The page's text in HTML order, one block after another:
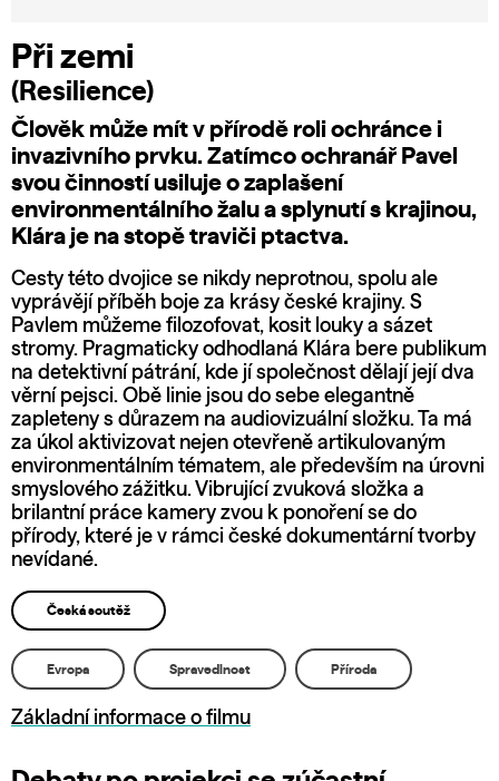
Při zemi
(Resilience)
Člověk může mít v přírodě roli ochránce i
invazivního prvku. Zatímco ochranář Pavel
svou činností usiluje o zaplašení
environmentálního žalu a splynutí s krajinou,
Klára je na stopě traviči ptactva.
Cesty této dvojice se nikdy neprotnou, spolu ale
vyprávějí příběh boje za krásy české krajiny. S
Pavlem můžeme filozofovat, kosit louky a sázet
stromy. Pragmaticky odhodlaná Klára bere publikum
na detektivní pátrání, kde jí společnost dělají její dva
věrní pejsci. Obě linie jsou do sebe elegantně
zapleteny s důrazem na audiovizuální složku. Ta má
za úkol aktivizovat nejen otevřeně artikulovaným
environmentálním tématem, ale především na úrovni
smyslového zážitku. Vibrující zvuková složka a
brilantní práce kamery zvou k ponoření se do
přírody, které je v rámci české dokumentární tvorby
nevídané.
Česká soutěž
Evropa Spravedlnost Příroda
Základní informace o filmu